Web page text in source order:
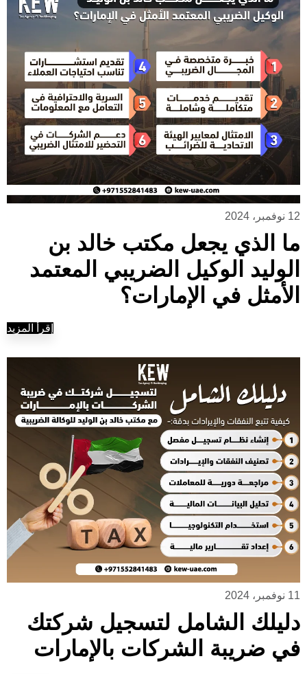
12 نوفمبر، 2024
ما الذي يجعل مكتب خالد بن
الوليد الوكيل الضريبي المعتمد
الأمثل في الإمارات؟
إقرأ المزيد
11 نوفمبر، 2024
دليلك الشامل لتسجيل شركتك
في ضريبة الشركات بالإمارات